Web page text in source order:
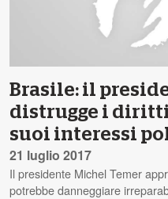
Brasile: il
distrugge i
suoi interessi
21 luglio 2017
Il presidente Michel Temer
potrebbe danneggiare